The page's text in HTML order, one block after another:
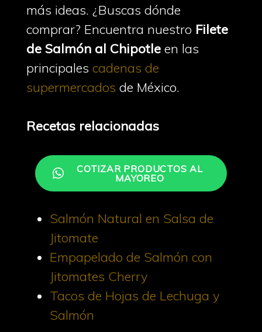
más ideas. ¿Buscas dónde
comprar? Encuentra nuestro Filete
de Salmón al Chipotle en las
principales cadenas de
supermercados de México.
Recetas relacionadas
COTIZAR PRODUCTOS AL
MAYOREO
Salmón Natural en Salsa de
Jitomate
Empapelado de Salmón con
Jitomates Cherry
Tacos de Hojas de Lechuga y
Salmón